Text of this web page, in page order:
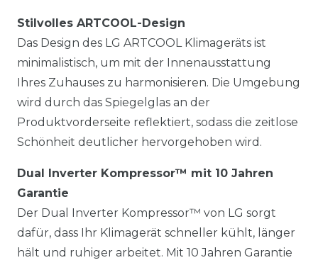
Stilvolles ARTCOOL-Design
Das Design des LG ARTCOOL Klimageräts ist
minimalistisch, um mit der Innenausstattung
Ihres Zuhauses zu harmonisieren. Die Umgebung
wird durch das Spiegelglas an der
Produktvorderseite reflektiert, sodass die zeitlose
Schönheit deutlicher hervorgehoben wird.
Dual Inverter Kompressor™ mit 10 Jahren
Garantie
Der Dual Inverter Kompressor™ von LG sorgt
dafür, dass Ihr Klimagerät schneller kühlt, länger
hält und ruhiger arbeitet. Mit 10 Jahren Garantie